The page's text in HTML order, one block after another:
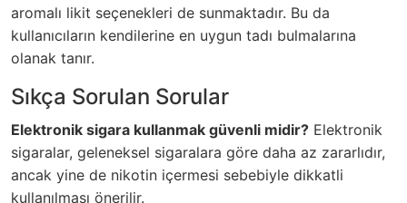
aromalı likit seçenekleri de sunmaktadır. Bu da
kullanıcıların kendilerine en uygun tadı bulmalarına
olanak tanır.
Sıkça Sorulan Sorular
Elektronik sigara kullanmak güvenli midir? Elektronik
sigaralar, geleneksel sigaralara göre daha az zararlıdır,
ancak yine de nikotin içermesi sebebiyle dikkatli
kullanılması önerilir.